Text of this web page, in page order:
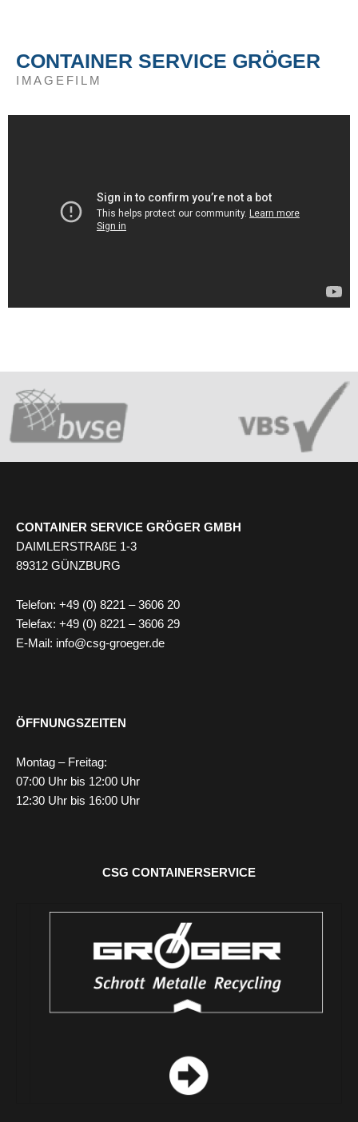
CONTAINER SERVICE GRÖGER
IMAGEFILM
CONTAINER SERVICE GRÖGER GMBH
DAIMLERSTRAßE 1-3
89312 GÜNZBURG
Telefon: +49 (0) 8221 – 3606 20
Telefax: +49 (0) 8221 – 3606 29
E-Mail: info@csg-groeger.de
ÖFFNUNGSZEITEN
Montag – Freitag:
07:00 Uhr bis 12:00 Uhr
12:30 Uhr bis 16:00 Uhr
CSG CONTAINERSERVICE